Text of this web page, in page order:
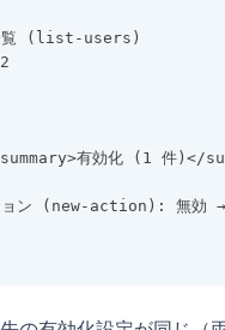
覧 (list-users)
有効化 (1 件)</
ョン (new-action): 無効